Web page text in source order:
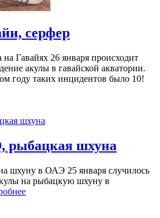
серфер
на Гавайях 26 января происходит
акулы в гавайской акватории.
году таких инцидентов было 10!
рыбацкая шхуна
шхуну в ОАЭ 25 января случилось
на рыбацкую шхуну в